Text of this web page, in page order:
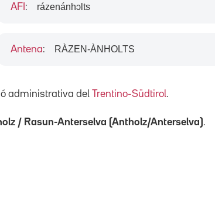
AFI : rázenánhɔlts
Antena: RÀZEN-ÀNHOLTS
administrativa del Trentino-Südtirol .
/ Rasun-Anterselva (Antholz/Anterselva).